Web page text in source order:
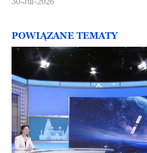
POWIĄZANE TEMATY